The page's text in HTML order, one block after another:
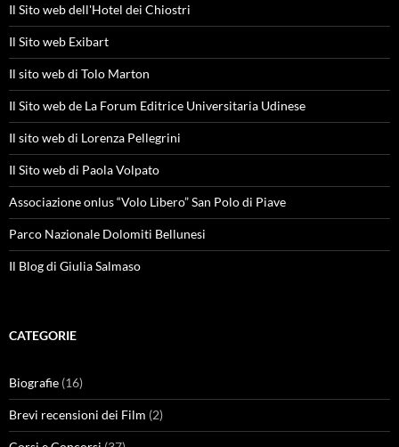
Il Sito web dell'Hotel dei Chiostri
Il Sito web Exibart
Il sito web di Tolo Marton
Il Sito web de La Forum Editrice Universitaria Udinese
Il sito web di Lorenza Pellegrini
Il Sito web di Paola Volpato
Associazione onlus “Volo Libero” San Polo di Piave
Parco Nazionale Dolomiti Bellunesi
Il Blog di Giulia Salmaso
CATEGORIE
Biografie (16)
Brevi recensioni dei Film (2)